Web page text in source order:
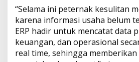
h
“Selama ini peternak kesulitan
karena informasi usaha belum
ERP hadir untuk mencatat data
keuangan, dan operasional
real time, sehingga